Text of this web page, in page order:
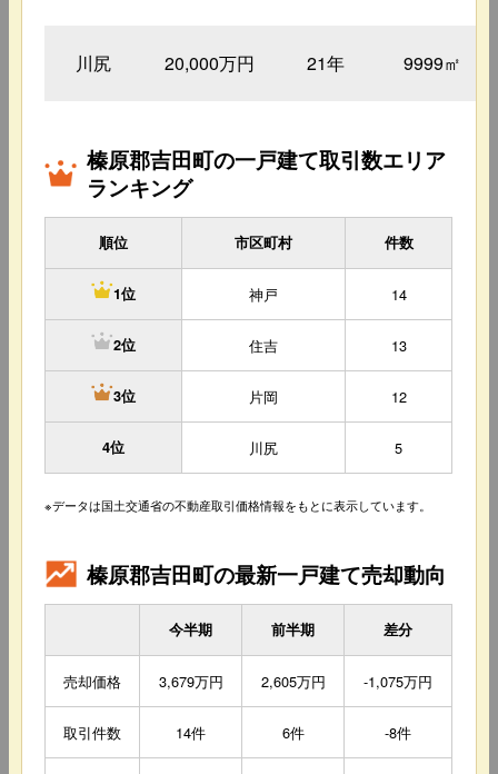
川尻 20,000万円 21年 9999㎡
榛原郡吉田町の一戸建て取引数エリア
ランキング
順位 市区町村 件数
1位 神戸 14
2位 住吉 13
3位 片岡 12
4位 川尻 5
※データは国土交通省の不動産取引価格情報をもとに表示しています。
榛原郡吉田町の最新一戸建て売却動向
今半期 前半期 差分
売却価格 3,679万円 2,605万円 -1,075万円
取引件数 14件 6件 -8件